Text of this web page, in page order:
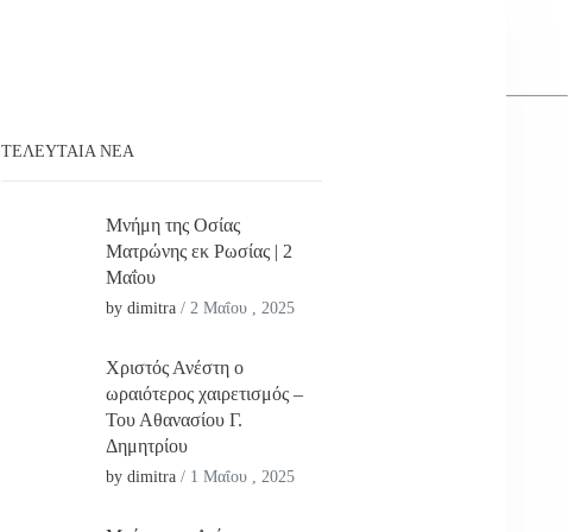
ΤΕΛΕΥΤΑΊΑ ΝΕΑ
Μνήμη της Οσίας
Ματρώνης εκ Ρωσίας | 2
Μαΐου
by dimitra / 2 Μαΐου , 2025
Χριστός Ανέστη ο
ωραιότερος χαιρετισμός –
Του Αθανασίου Γ.
Δημητρίου
by dimitra / 1 Μαΐου , 2025